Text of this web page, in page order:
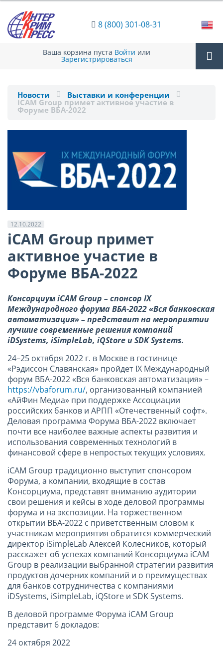
8 (800) 301-08-31
Ваша корзина пуста Войти или
Зарегистрироваться
Новости Выставки и конференции
iCAM Group примет активное участие в
Форуме ВБА-2022
12.10.2022
iCAM Group примет
активное участие в
Форуме ВБА-2022
Консорциум iCAM Group – спонсор IX
Международного форума ВБА-2022 «Вся банковская
автоматизация» – представит на мероприятии
лучшие современные решения компаний
iDSystems, iSimpleLab, iQStore и SDK Systems.
24–25 октября 2022 г. в Москве в гостинице
«Рэдиссон Славянская» пройдет IX Международный
форум ВБА-2022 «Вся банковская автоматизация» –
https://vbaforum.ru/, организованный компанией
«АйФин Медиа» при поддержке Ассоциации
российских банков и АРПП «Отечественный софт».
Деловая программа Форума ВБА-2022 включает
почти все наиболее важные аспекты развития и
использования современных технологий в
финансовой сфере в непростых текущих условиях.
iCAM Group традиционно выступит спонсором
Форума, а компании, входящие в состав
Консорциума, представят вниманию аудитории
свои решения и кейсы в ходе деловой программы
форума и на экспозиции. На торжественном
открытии ВБА-2022 с приветственным словом к
участникам мероприятия обратится коммерческий
директор iSimpleLab Алексей Колесников, который
расскажет об успехах компаний Консорциума iCAM
Group в реализации выбранной стратегии развития
продуктов дочерних компаний и о преимуществах
для банков сотрудничества с компаниями
iDSystems, iSimpleLab, iQStore и SDK Systems.
В деловой программе Форума iCAM Group
представит 6 докладов:
24 октября 2022